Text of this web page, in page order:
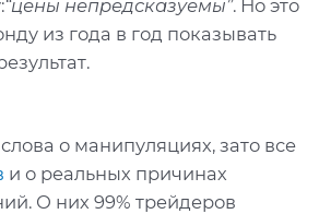
“цены непредсказуемы”. Но это
из года в год показывать
о манипуляциях, зато все
и о реальных причинах
О них 99% трейдеров